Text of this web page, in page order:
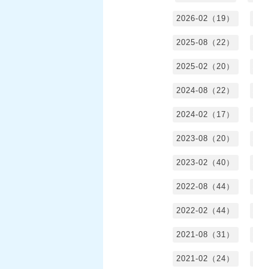
2026-02（19）
2025-08（22）
2025-02（20）
2024-08（22）
2024-02（17）
2023-08（20）
2023-02（40）
2022-08（44）
2022-02（44）
2021-08（31）
2021-02（24）